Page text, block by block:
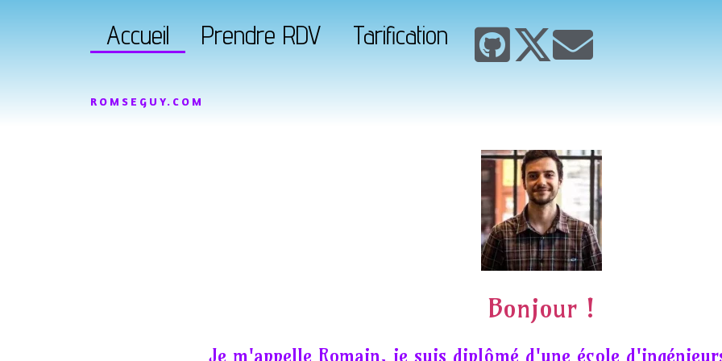
Accueil Prendre RDV Tarification
ROMSEGUY.COM
Bonjour !
Je m'appelle Romain, je suis diplômé d'une école